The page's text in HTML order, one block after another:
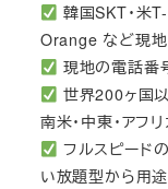
韓国SKT・米
Orange など現地
現地の電話番
世界200ヶ国
南米・中東・アフ
フルスピード
い放題型から用